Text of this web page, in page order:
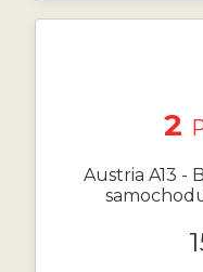
2
Austria A13 -